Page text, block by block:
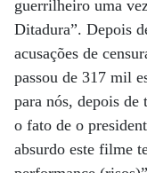
guerrilheiro uma
Ditadura”. Depois
acusações de
passou de 317 mil
para nós, depois de
o fato de o
absurdo este filme